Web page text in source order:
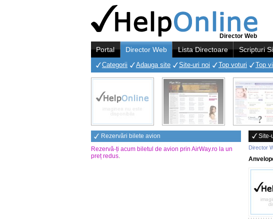
Director Web
Portal Director Web Lista Directoare Scripturi
Categorii Adauga site Site-uri noi Top voturi Top
Rezervări bilete avion
Rezervă-ți acum biletul de avion prin AirWay.ro la un
preț redus.
Site-
Director